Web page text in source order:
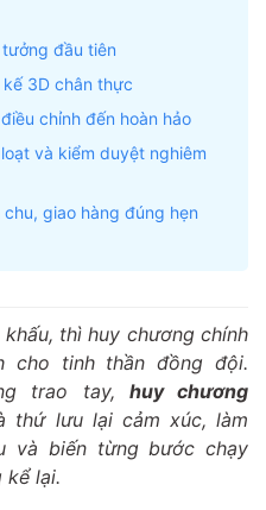
đầu tiên
3D chân thực
chỉnh đến hoàn hảo
và kiểm duyệt nghiêm
giao hàng đúng hẹn
thì huy chương chính
cho tinh thần đồng đội.
trao tay, huy chương
thứ lưu lại cảm xúc, làm
và biến từng bước chạy
kể lại.